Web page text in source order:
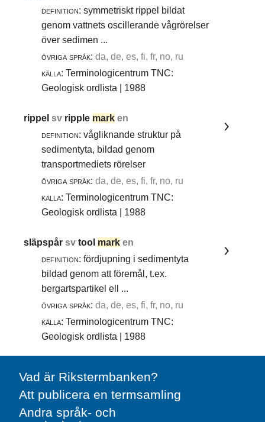
definition: symmetriskt rippel bildat
genom vattnets oscillerande vågrörelser
över sedimen ...
övriga språk: da, de, es, fi, fr, no, ru
källa: Terminologicentrum TNC:
Geologisk ordlista | 1988
rippelsv ripple mark en
definition: vågliknande struktur på
sedimentyta, bildad genom
transportmediets rörelser
övriga språk: da, de, es, fi, fr, no, ru
källa: Terminologicentrum TNC:
Geologisk ordlista | 1988
släpspårsvtool mark en
definition: fördjupning i sedimentyta
bildad genom att föremål, t.ex.
bergartspartikel ell ...
övriga språk: da, de, es, fi, fr, no, ru
källa: Terminologicentrum TNC:
Geologisk ordlista | 1988
Vad är Rikstermbanken?
Att publicera en termsamling
Andra språk- och